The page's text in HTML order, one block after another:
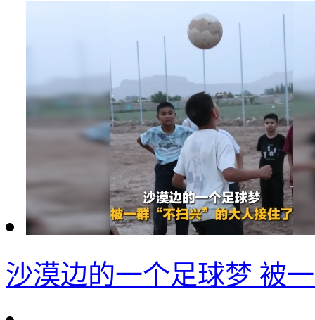
沙漠边的一个足球梦 被